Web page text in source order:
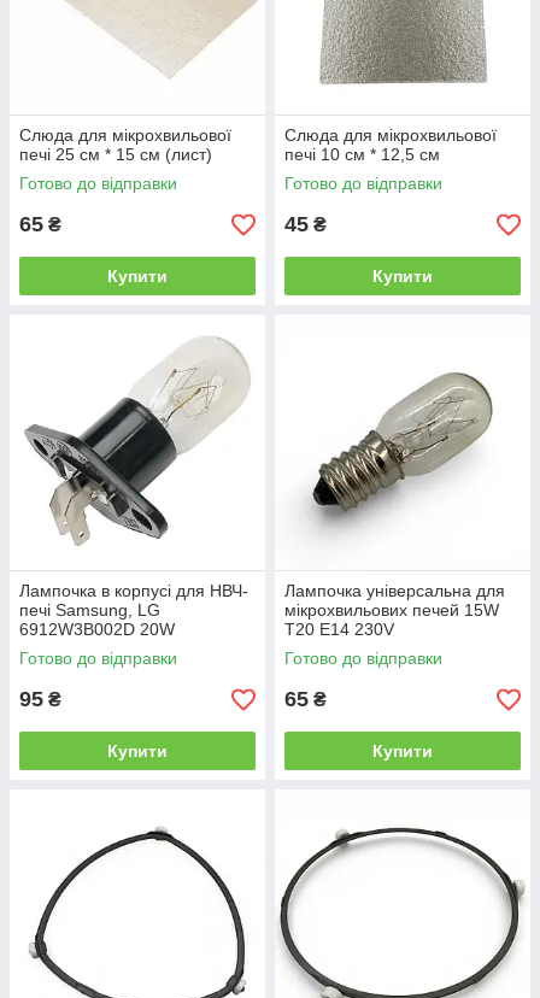
Слюда для мікрохвильової
печі 25 см * 15 см (лист)
Готово до відправки
65 ₴
Купити
Слюда для мікрохвильової
печі 10 см * 12,5 см
Готово до відправки
45 ₴
Купити
Лампочка в корпусі для НВЧ-
печі Samsung, LG
6912W3B002D 20W
Готово до відправки
95 ₴
Купити
Лампочка універсальна для
мікрохвильових печей 15W
T20 E14 230V
Готово до відправки
65 ₴
Купити